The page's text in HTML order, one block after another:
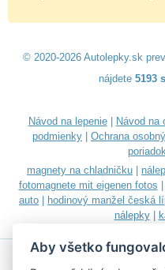
© 2020-2026 Autolepky.sk
nájdete 5193
Návod na lepenie| Návod na
podmienky
Ochrana
magnety na chladničku
fotomagnete mit eigenen fotos
auto
hodinový manžel česká
nálepky|
Aby všetko